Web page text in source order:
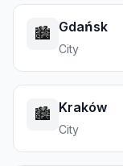
🏙️ Gdańsk
City
🏙️ Kraków
City